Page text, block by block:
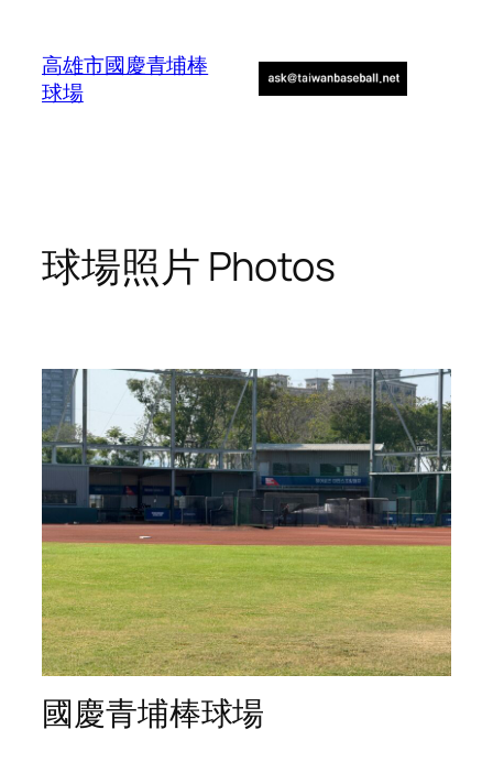
content
高雄市國慶青埔棒
球場
球場照片 Photos
國慶青埔棒球場